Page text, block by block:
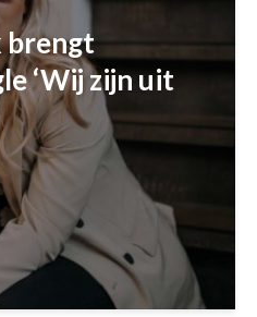
brengt
‘Wij zijn uit